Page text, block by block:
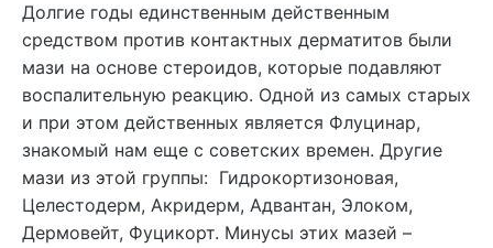
Долгие годы единственным действенным
средством против контактных дерматитов были
мази на основе стероидов, которые подавляют
воспалительную реакцию. Одной из самых старых
и при этом действенных является Флуцинар,
знакомый нам еще с советских времен. Другие
мази из этой группы: Гидрокортизоновая,
Целестодерм, Акридерм, Адвантан, Элоком,
Дермовейт, Фуцикорт. Минусы этих мазей –